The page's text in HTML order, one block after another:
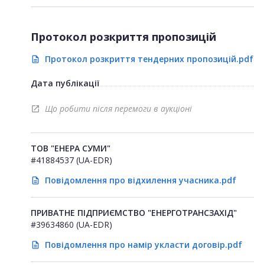
Протокол розкриття пропозицій
description Протокол розкриття тендерних пропозицій.pdf
Дата публікації
open_in_new Що робити після перемоги в аукціоні
ТОВ "ЕНЕРА СУМИ"
#41884537 (UA-EDR)
description Повідомлення про відхилення учасника.pdf
ПРИВАТНЕ ПІДПРИЄМСТВО "ЕНЕРГОТРАНСЗАХІД"
#39634860 (UA-EDR)
description Повідомлення про намір укласти договір.pdf